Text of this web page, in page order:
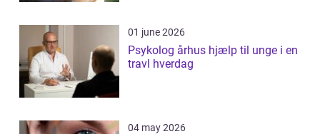
01 june 2026
Psykolog århus hjælp til unge i en
travl hverdag
04 may 2026